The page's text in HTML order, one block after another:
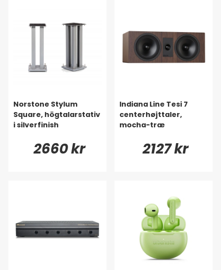
Norstone Stylum
Square, högtalarstativ
i silverfinish
2660 kr
Indiana Line Tesi 7
centerhøjttaler,
mocha-træ
2127 kr